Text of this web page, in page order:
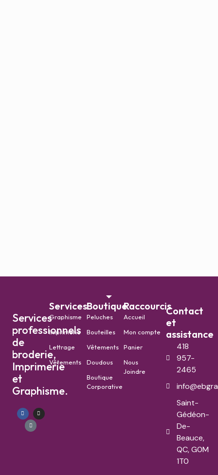
Services
professionnels
de
broderie,
Imprimerie
et
Graphisme.
Services
Graphisme
Imprimerie
Lettrage
Vêtements
Boutique
Peluches
Bouteilles
Vêtements
Doudous
Boutique
Corporative
Raccourcis
Accueil
Mon compte
Panier
Nous
Joindre
Contact
et
assistance
418
957-
2465
Saint-
Gédéon-
De-
Beauce,
QC, G0M
1T0